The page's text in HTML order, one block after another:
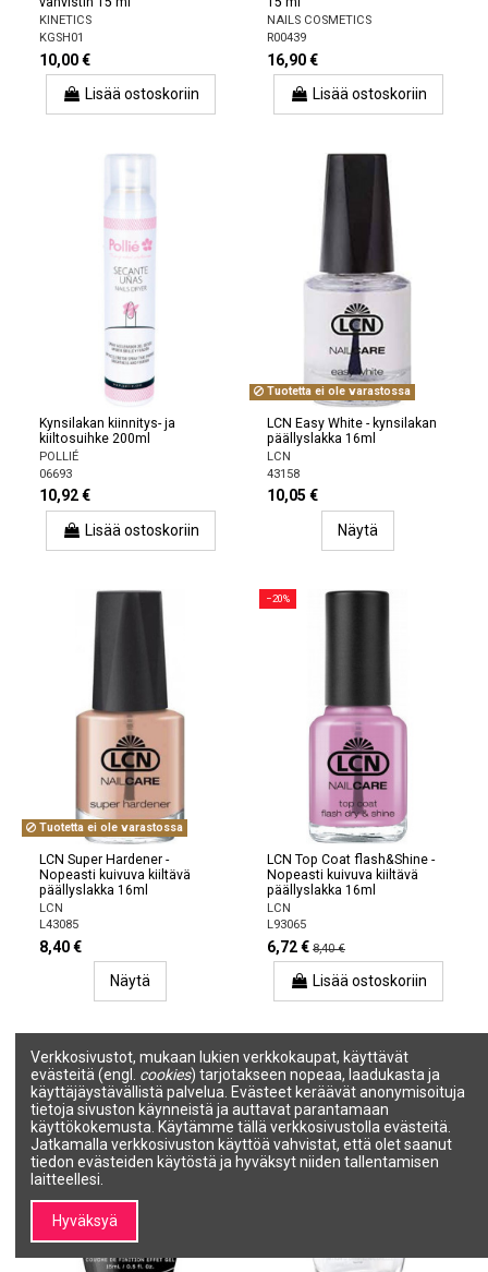
KINETICS
KGSH01
10,00 €
Lisää ostoskoriin
NAILS COSMETICS
R00439
16,90 €
Lisää ostoskoriin
Kynsilakan kiinnitys- ja
kiiltosuihke 200ml
POLLIÉ
06693
10,92 €
Lisää ostoskoriin
Tuotetta ei ole varastossa
LCN Easy White - kynsilakan
päällyslakka 16ml
LCN
43158
10,05 €
Näytä
Tuotetta ei ole varastossa
LCN Super Hardener -
Nopeasti kuivuva kiiltävä
päällyslakka 16ml
LCN
L43085
8,40 €
Näytä
−20%
LCN Top Coat flash&Shine -
Nopeasti kuivuva kiiltävä
päällyslakka 16ml
LCN
L93065
6,72 € 8,40 €
Lisää ostoskoriin
−25% −25%
Verkkosivustot, mukaan lukien verkkokaupat, käyttävät
evästeitä (engl. cookies) tarjotakseen nopeaa, laadukasta ja
käyttäjäystävällistä palvelua. Evästeet keräävät anonymisoituja
tietoja sivuston käynneistä ja auttavat parantamaan
käyttökokemusta. Käytämme tällä verkkosivustolla evästeitä.
Jatkamalla verkkosivuston käyttöä vahvistat, että olet saanut
tiedon evästeiden käytöstä ja hyväksyt niiden tallentamisen
laitteellesi.
Hyväksyä